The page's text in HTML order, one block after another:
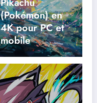
(Pokémon) en
4K pour PC et
mobile